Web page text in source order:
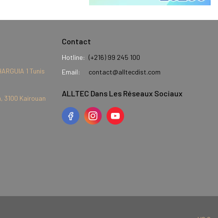
1 Tunis
3100 Kairouan
Contact
Hotline: (+216) 99 245 100
Email:
contact@alltecdist.com
ALLTEC Dans Les Réseaux Sociaux